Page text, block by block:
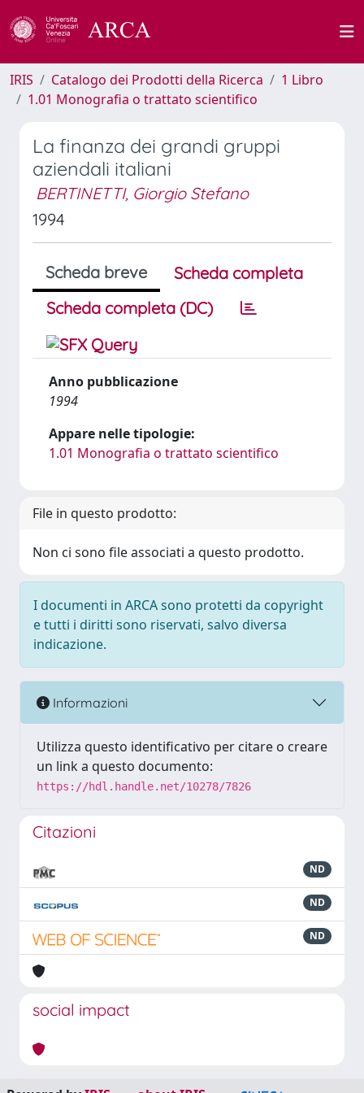
IRIS Catalogo dei Prodotti della Ricerca
1 Libro
1.01 Monografia o trattato scientifico
La finanza dei grandi gruppi
aziendali italiani
BERTINETTI, Giorgio Stefano
1994
Scheda breve
Scheda completa
Scheda completa (DC)
Anno pubblicazione
1994
Appare nelle tipologie:
1.01 Monografia o trattato scientifico
File in questo prodotto:
Non ci sono file associati a questo prodotto.
I documenti in ARCA sono protetti da copyright
e tutti i diritti sono riservati, salvo diversa
indicazione.
Informazioni
Utilizza questo identificativo per citare o creare
un link a questo documento:
https://hdl.handle.net/10278/7826
Citazioni
ND
ND
ND
social impact